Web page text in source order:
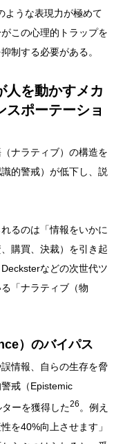
ような表現力が極めて
この心理的トラップを
制する必要がある。
人を動かすメカ
スポーテーショ
ナラティブ）の構造を
的警戒）が低下し、説
るのは「情報をいかに
購買、決裁）を引き起
などの次世代ツ
「ナラティブ（物
）のバイパス
情報、自らの生存を脅
戒（Epistemic
ーを獲得した26 。例え
を40%向上させます」